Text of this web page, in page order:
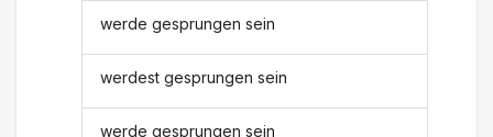
werde gesprungen sein
werdest gesprungen sein
werde gesprungen sein